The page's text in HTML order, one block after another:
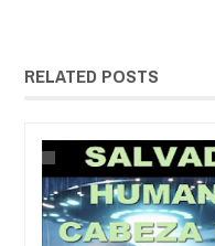
RELATED POSTS
EXTRANOTIX MISTERIO